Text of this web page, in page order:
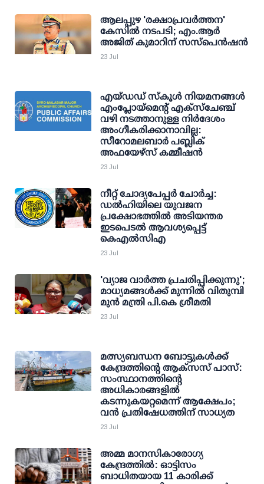
ആലപ്പുഴ 'രക്ഷാപ്രവർത്തന'
കേസിൽ നടപടി; എം.ആര്‍
അജിത് കുമാറിന് സസ്പെന്‍ഷന്‍
23 Jul
എയ്‌ഡഡ് സ്‌കൂൾ നിയമനങ്ങൾ
എംപ്ലോയ്മെൻ്റ് എക്സ്ചേഞ്ച്
വഴി നടത്താനുള്ള നിർദേശം
അംഗീകരിക്കാനാവില്ല:
സീറോമലബാർ പബ്ലിക്
അഫയേഴ്സ് കമ്മീഷൻ
23 Jul
നീറ്റ് ചോദ്യപേപ്പർ ചോർച്ച:
ഡൽഹിയിലെ യുവജന
പ്രക്ഷോഭത്തിൽ അടിയന്തര
ഇടപെടൽ ആവശ്യപ്പെട്ട്
കെഎൽസിഎ
23 Jul
'വ്യാജ വാര്‍ത്ത പ്രചരിപ്പിക്കുന്നു';
മാധ്യമങ്ങള്‍ക്ക് മുന്നില്‍ വിതുമ്പി
മുന്‍ മന്ത്രി പി.കെ ശ്രീമതി
23 Jul
മത്സ്യബന്ധന ബോട്ടുകള്‍ക്ക്
കേന്ദ്രത്തിന്റെ ആക്‌സസ് പാസ്:
സംസ്ഥാനത്തിന്റെ
അധികാരങ്ങളില്‍
കടന്നുകയറ്റമെന്ന് ആക്ഷേപം;
വന്‍ പ്രതിഷേധത്തിന് സാധ്യത
23 Jul
അമ്മ മാനസികാരോഗ്യ
കേന്ദ്രത്തില്‍: ഓട്ടിസം
ബാധിതയായ 11 കാരിക്ക്